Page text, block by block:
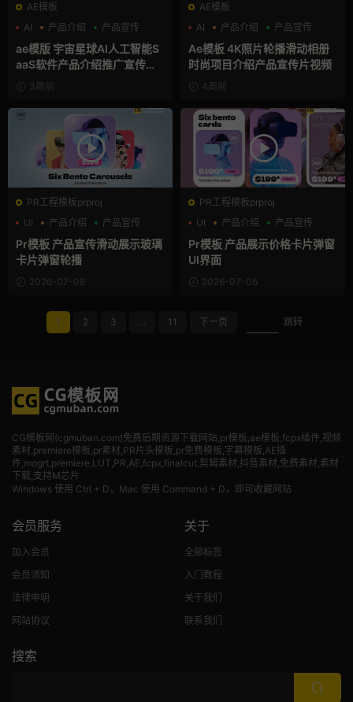
AE模板
AI
产品介绍 产品宣传
ae模版 宇宙星球AI人工智能S
aaS软件产品介绍推广宣传片A
e模板3周前
AE模板
AI
产品介绍 产品宣传
Ae模板 4K照片轮播滑动相册
时尚项目介绍产品宣传片视频
4周前
PR工程模板prproj
UI
产品介绍 产品宣传
Pr模板 产品宣传滑动展示玻璃
卡片弹窗轮播
2026-07-08
PR工程模板prproj
UI
产品介绍 产品宣传
Pr模板 产品展示价格卡片弹窗
UI界面
2026-07-05
1 2 3 ... 11 下一页 跳转
CG模板网(cgmuban.com)免费后期资源下载网站,pr模板,ae模板,fcpx插件,视频
素材,premiere模板,pr素材,PR片头模板,pr免费模板,字幕模板,AE插
件,mogrt,premiere,LUT,PR,AE,fcpx,finalcut,剪辑素材,抖音素材,免费素材,素材
下载,支持M芯片
Windows 使用 Ctrl + D，Mac 使用 Command + D，即可收藏网站
会员服务
加入会员
会员须知
法律申明
网站协议
关于
全部标签
入门教程
关于我们
联系我们
搜索